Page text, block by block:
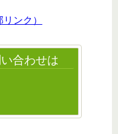
ンク）
合わせは